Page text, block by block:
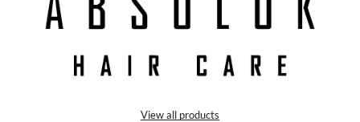
View all products